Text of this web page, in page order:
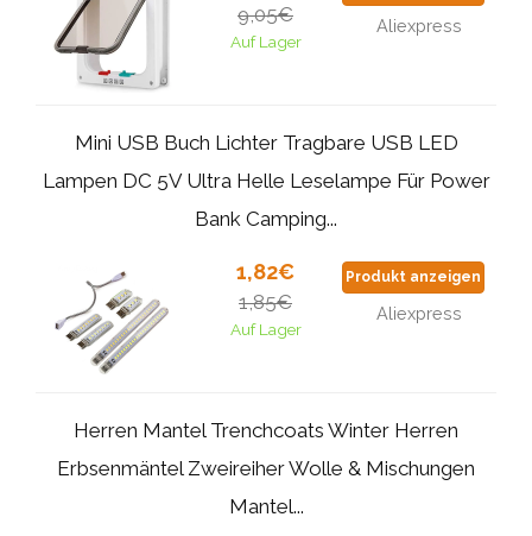
9,05€
Auf Lager
Aliexpress
Mini USB Buch Lichter Tragbare USB LED
Lampen DC 5V Ultra Helle Leselampe Für Power
Bank Camping...
1,82€
1,85€
Auf Lager
Produkt anzeigen
Aliexpress
Herren Mantel Trenchcoats Winter Herren
Erbsenmäntel Zweireiher Wolle & Mischungen
Mantel...